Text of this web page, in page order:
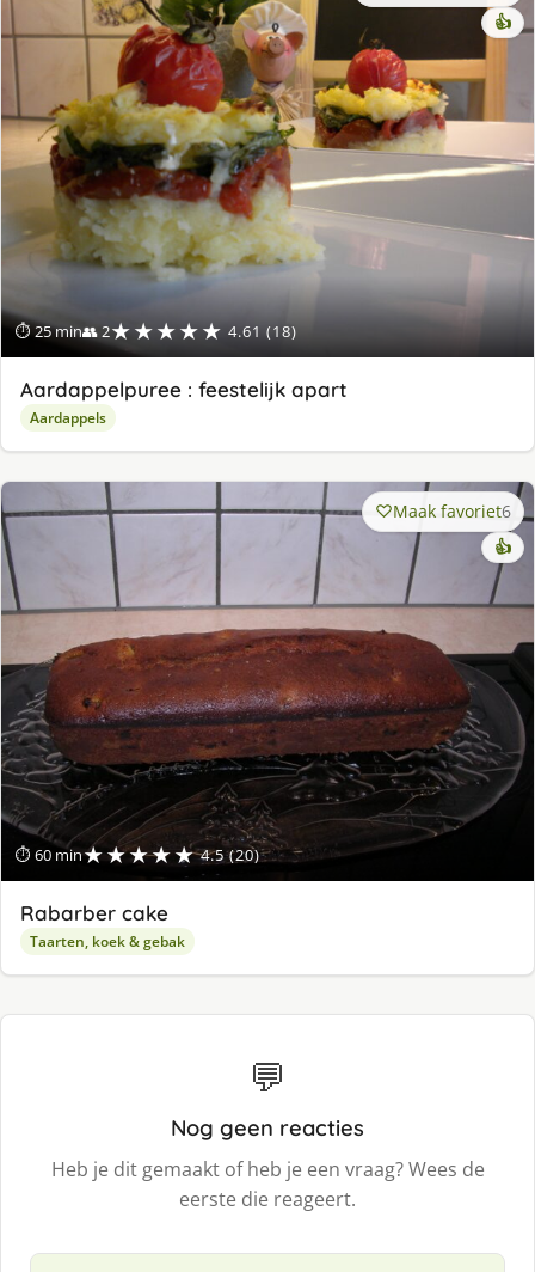
⏱ 25 min👥 2★★★★★ 4.61 (18)
👍
Aardappelpuree : feestelijk apart
Aardappels
⏱ 60 min★★★★★ 4.5 (20)
Maak favoriet6
👍
Rabarber cake
Taarten, koek & gebak
💬
Nog geen reacties
Heb je dit gemaakt of heb je een vraag? Wees de
eerste die reageert.